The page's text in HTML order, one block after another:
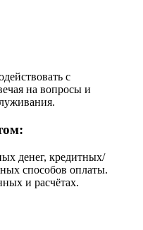
с
на вопросы и
денег, кредитных/
способов оплаты.
и расчётах.